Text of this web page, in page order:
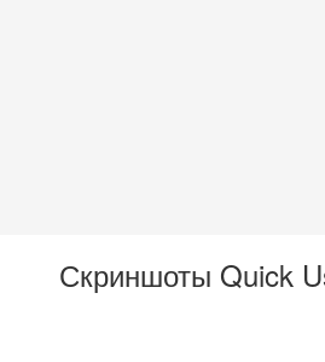
Скриншоты Quick